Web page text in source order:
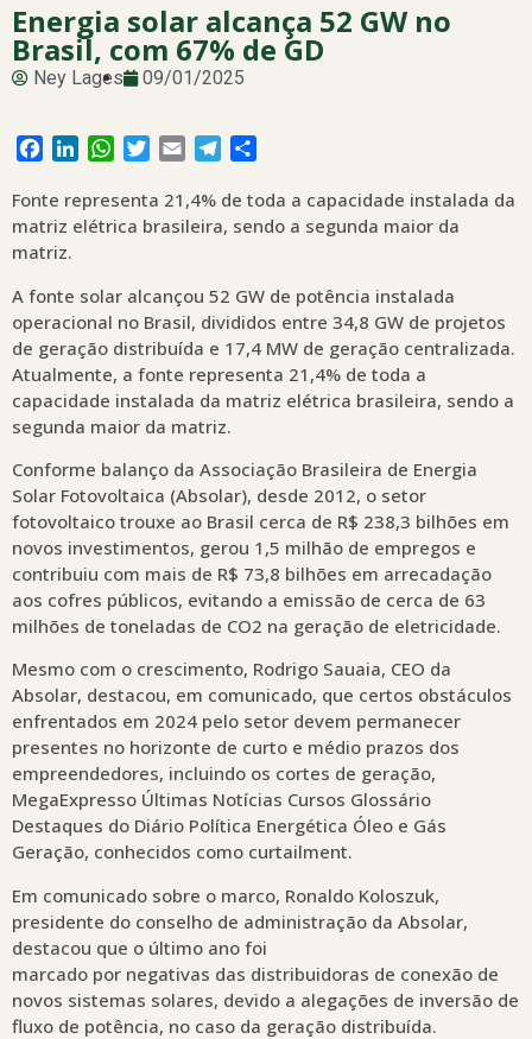
Energia solar alcança 52 GW no
Brasil, com 67% de GD
Ney Lages 09/01/2025
Facebook
LinkedInWhatsApp
Twitter
Email Telegram
Fonte representa 21,4% de toda a capacidade instalada da
matriz elétrica brasileira, sendo a segunda maior da
matriz.
A fonte solar alcançou 52 GW de potência instalada
operacional no Brasil, divididos entre 34,8 GW de projetos
de geração distribuída e 17,4 MW de geração centralizada.
Atualmente, a fonte representa 21,4% de toda a
capacidade instalada da matriz elétrica brasileira, sendo a
segunda maior da matriz.
Conforme balanço da Associação Brasileira de Energia
Solar Fotovoltaica (Absolar), desde 2012, o setor
fotovoltaico trouxe ao Brasil cerca de R$ 238,3 bilhões em
novos investimentos, gerou 1,5 milhão de empregos e
contribuiu com mais de R$ 73,8 bilhões em arrecadação
aos cofres públicos, evitando a emissão de cerca de 63
milhões de toneladas de CO2 na geração de eletricidade.
Mesmo com o crescimento, Rodrigo Sauaia, CEO da
Absolar, destacou, em comunicado, que certos obstáculos
enfrentados em 2024 pelo setor devem permanecer
presentes no horizonte de curto e médio prazos dos
empreendedores, incluindo os cortes de geração,
MegaExpresso Últimas Notícias Cursos Glossário
Destaques do Diário Política Energética Óleo e Gás
Geração, conhecidos como curtailment.
Em comunicado sobre o marco, Ronaldo Koloszuk,
presidente do conselho de administração da Absolar,
destacou que o último ano foi
marcado por negativas das distribuidoras de conexão de
novos sistemas solares, devido a alegações de inversão de
fluxo de potência, no caso da geração distribuída.